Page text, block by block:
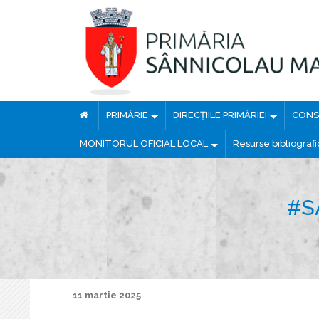
PRIMĂRIE DIRECȚIILE PRIMĂRIEI
MONITORUL OFICIAL LOCAL Resurse
11 martie 2025